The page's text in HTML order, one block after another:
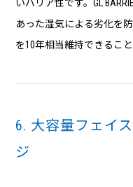
いバリア性です。GL
あった湿気による劣化を
を10年相当維持できるこ
6. 大容量フェイ
ジ